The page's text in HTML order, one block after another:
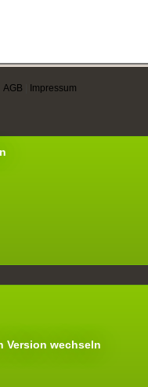
AGB Impressum
Version wechseln